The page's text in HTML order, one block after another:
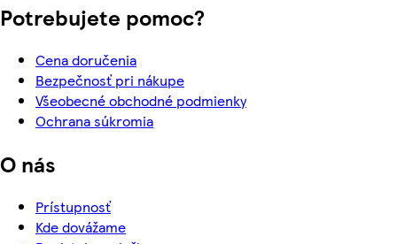
Potrebujete pomoc?
Cena doručenia
Bezpečnosť pri nákupe
Všeobecné obchodné podmienky
Ochrana súkromia
O nás
Prístupnosť
Kde dovážame